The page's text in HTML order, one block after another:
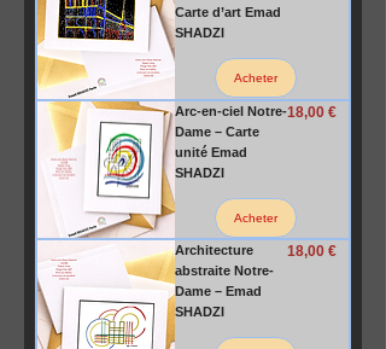
Carte d’art Emad
SHADZI
Acheter
Arc-en-ciel Notre-
Dame – Carte
unité Emad
SHADZI
Prix
18,00 €
Acheter
Architecture
abstraite Notre-
Dame – Emad
SHADZI
Prix
18,00 €